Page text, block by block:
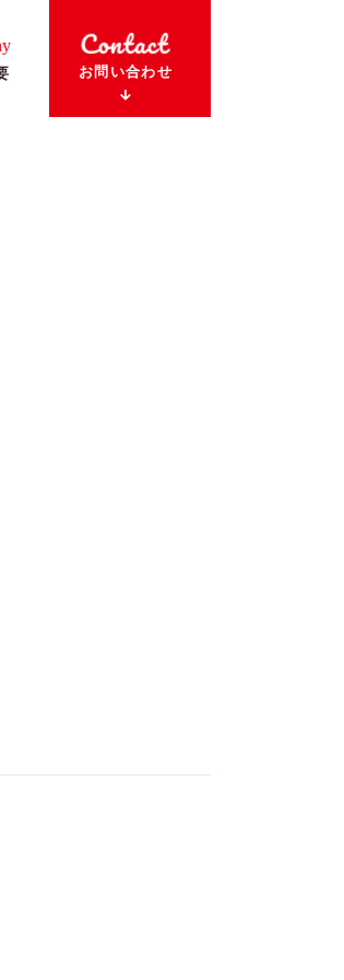
お問い合わせ